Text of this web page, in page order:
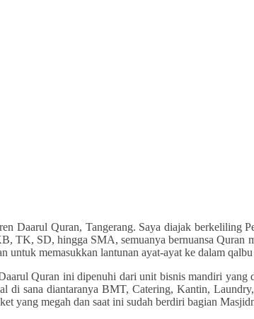
Quran, Tangerang. Saya diajak berkeliling
SD, hingga SMA, semuanya bernuansa Quran
untuk memasukkan lantunan ayat-ayat ke dalam
Quran ini dipenuhi dari unit bisnis mandiri yang
sana diantaranya BMT, Catering, Kantin,
yang megah dan saat ini sudah berdiri bagian